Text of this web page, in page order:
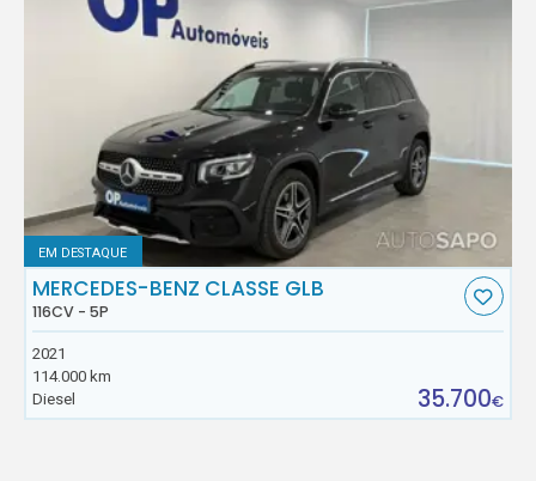
EM DESTAQUE
MERCEDES-BENZ CLASSE GLB
116CV - 5P
2021
114.000 km
Diesel
35.700€